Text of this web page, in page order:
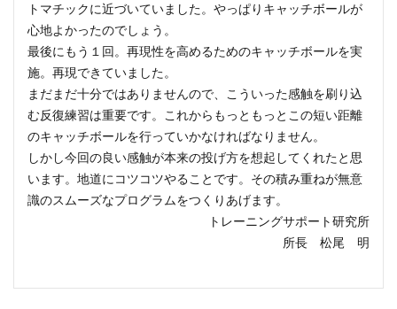
トマチックに近づいていました。やっぱりキャッチボールが
心地よかったのでしょう。
最後にもう１回。再現性を高めるためのキャッチボールを実
施。再現できていました。
まだまだ十分ではありませんので、こういった感触を刷り込
む反復練習は重要です。これからもっともっとこの短い距離
のキャッチボールを行っていかなければなりません。
しかし今回の良い感触が本来の投げ方を想起してくれたと思
います。地道にコツコツやることです。その積み重ねが無意
識のスムーズなプログラムをつくりあげます。
トレーニングサポート研究所
所長 松尾 明